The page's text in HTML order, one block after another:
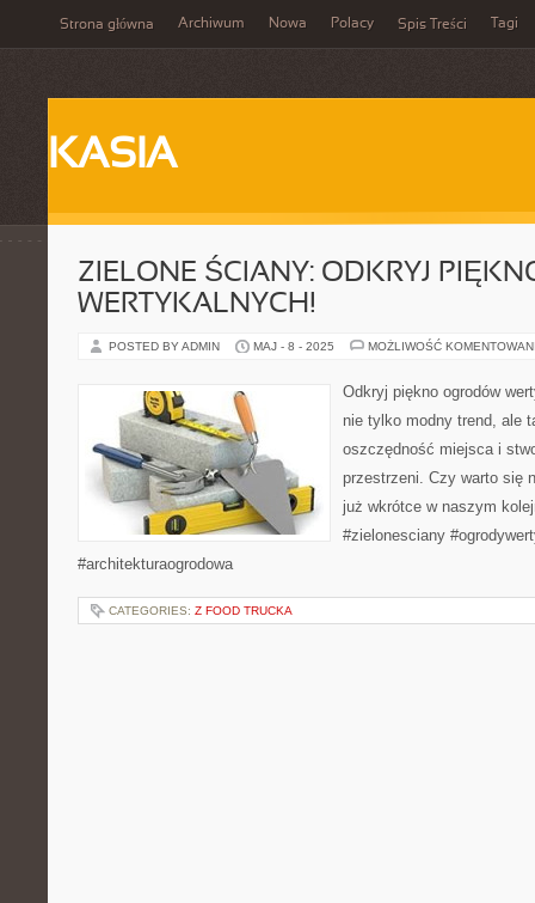
Strona główna Archiwum Nowa Polacy Spis Treści Tagi
KASIA
ZIELONE ŚCIANY: ODKRYJ
WERTYKALNYCH!
POSTED BY ADMIN MAJ - 8 - 2025 MOŻLIWOŚĆ
Odkryj piękno ogrodów
nie tylko modny trend, ale
oszczędność miejsca i
przestrzeni. Czy warto się
już wkrótce w naszym
#zielonesciany
#architekturaogrodowa
CATEGORIES: Z FOOD TRUCKA